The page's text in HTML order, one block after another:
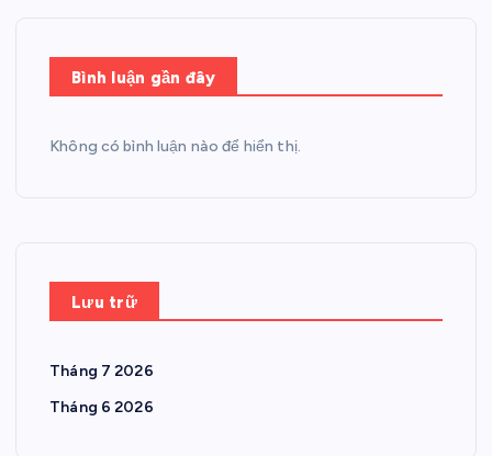
Bình luận gần đây
Không có bình luận nào để hiển thị.
Lưu trữ
Tháng 7 2026
Tháng 6 2026